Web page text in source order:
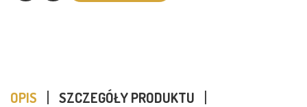
OPIS
SZCZEGÓŁY PRODUKTU